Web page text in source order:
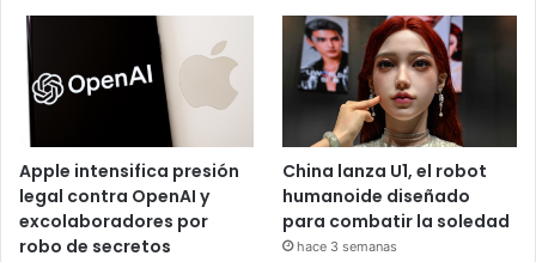
Apple intensifica presión
legal contra OpenAI y
excolaboradores por
robo de secretos
China lanza U1, el robot
humanoide diseñado
para combatir la soledad
hace 3 semanas